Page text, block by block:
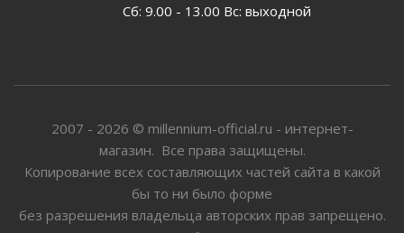
Сб: 9.00 - 13.00 Вс: выходной
2007 - 2026 © millennium-official.ru - интернет-
магазин. Все права защищены.
Копирование всех составляющих частей сайта в какой
бы то ни было форме
без разрешения владельца авторских прав запрещено.